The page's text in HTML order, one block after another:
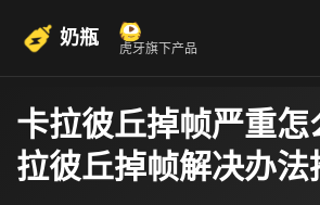
奶瓶 虎牙旗下产品
卡拉彼丘掉帧严重怎
拉彼丘掉帧解决办法